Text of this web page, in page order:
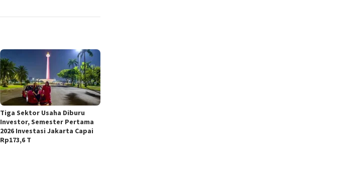
Tiga Sektor Usaha Diburu
Investor, Semester Pertama
2026 Investasi Jakarta Capai
Rp173,6 T